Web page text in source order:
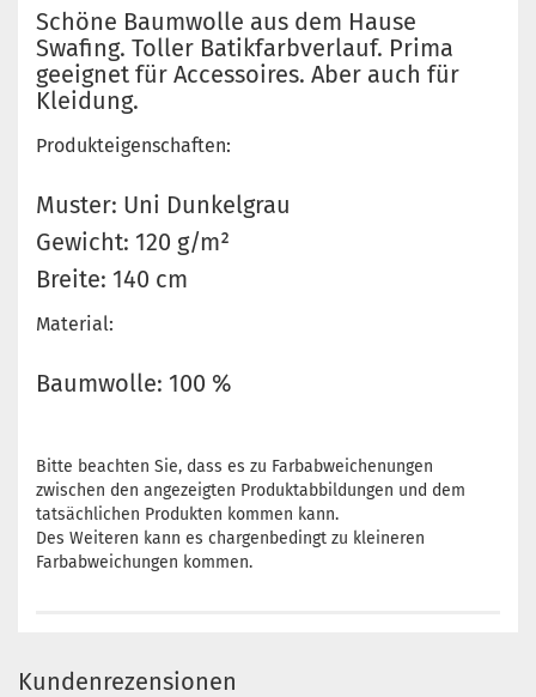
Schöne Baumwolle aus dem Hause
Swafing. Toller Batikfarbverlauf. Prima
geeignet für Accessoires. Aber auch für
Kleidung.
Produkteigenschaften:
Muster: Uni Dunkelgrau
Gewicht: 120 g/m²
Breite: 140 cm
Material:
Baumwolle: 100 %
Bitte beachten Sie, dass es zu Farbabweichenungen
zwischen den angezeigten Produktabbildungen und dem
tatsächlichen Produkten kommen kann.
Des Weiteren kann es chargenbedingt zu kleineren
Farbabweichungen kommen.
Kundenrezensionen